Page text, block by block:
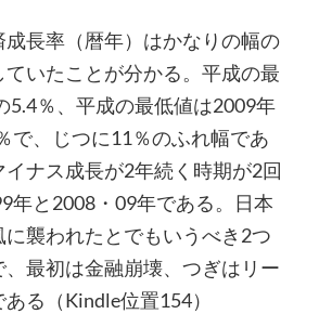
成長率（暦年）はかなりの幅の
いたことが分かる。平成の最
5.4％、平成の最低値は2009年
で、じつに11％のふれ幅であ
イナス成長が2年続く時期が2回
年と2008・09年である。日本
襲われたとでもいうべき2つ
最初は金融崩壊、つぎはリー
る（Kindle位置154）